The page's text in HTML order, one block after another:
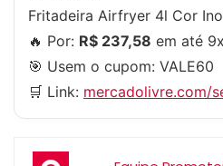
Fritadeira Airfryer 4l Cor
🔥 Por: R$ 237,58 em até 9x
🎯 Usem o cupom: VALE60
🛒 Link: mercadolivre.com/